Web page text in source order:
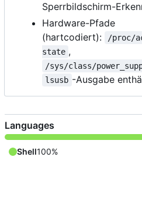
Sperrbildschirm-
Hardware-Pfade
(hartcodiert):
/proc/
state ,
/sys/class/
lsusb -Ausgabe
Languages
Shell100%